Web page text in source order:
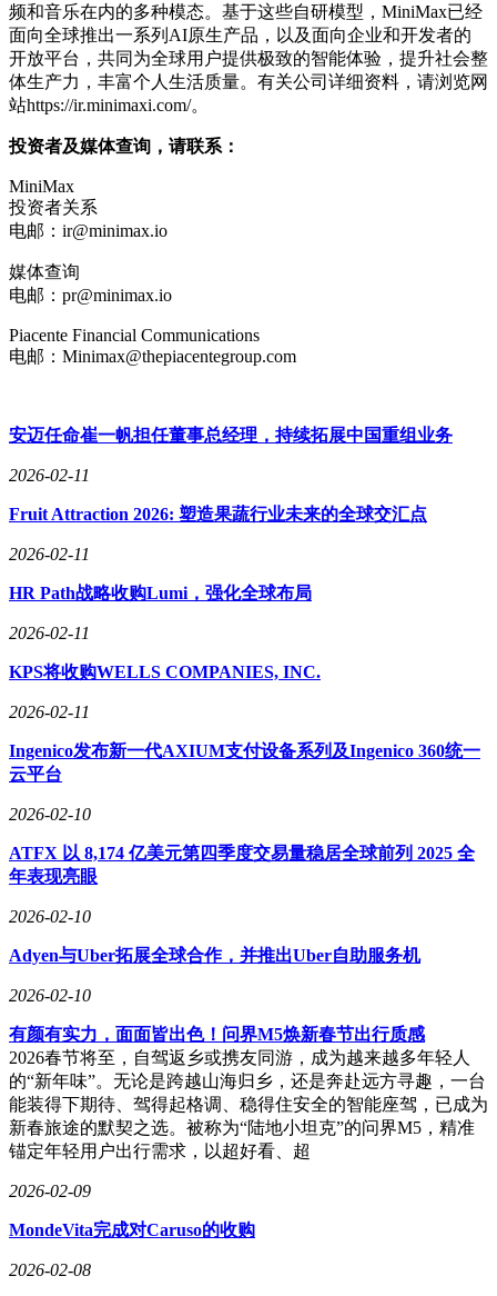
频和音乐在内的多种模态。基于这些自研模型，MiniMax已经
面向全球推出一系列AI原生产品，以及面向企业和开发者的
开放平台，共同为全球用户提供极致的智能体验，提升社会整
体生产力，丰富个人生活质量。有关公司详细资料，请浏览网
站https://ir.minimaxi.com/。
投资者及媒体查询，请联系：
MiniMax
投资者关系
电邮：ir@minimax.io
媒体查询
电邮：pr@minimax.io
Piacente Financial Communications
电邮：Minimax@thepiacentegroup.com
安迈任命崔一帆担任董事总经理，持续拓展中国重组业务
2026-02-11
Fruit Attraction 2026: 塑造果蔬行业未来的全球交汇点
2026-02-11
HR Path战略收购Lumi，强化全球布局
2026-02-11
KPS将收购WELLS COMPANIES, INC.
2026-02-11
Ingenico发布新一代AXIUM支付设备系列及Ingenico 360统一
云平台
2026-02-10
ATFX 以 8,174 亿美元第四季度交易量稳居全球前列 2025 全
年表现亮眼
2026-02-10
Adyen与Uber拓展全球合作，并推出Uber自助服务机
2026-02-10
有颜有实力，面面皆出色！问界M5焕新春节出行质感
2026春节将至，自驾返乡或携友同游，成为越来越多年轻人
的“新年味”。无论是跨越山海归乡，还是奔赴远方寻趣，一台
能装得下期待、驾得起格调、稳得住安全的智能座驾，已成为
新春旅途的默契之选。被称为“陆地小坦克”的问界M5，精准
锚定年轻用户出行需求，以超好看、超
2026-02-09
MondeVita完成对Caruso的收购
2026-02-08